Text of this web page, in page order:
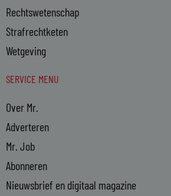
Rechtswetenschap
Strafrechtketen
Wetgeving
SERVICE MENU
Over Mr.
Adverteren
Mr. Job
Abonneren
Nieuwsbrief en digitaal magazine